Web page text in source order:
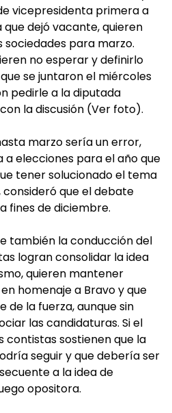
vicepresidenta primera a
dejó vacante, quieren
para marzo.
no esperar y definirlo
se juntaron el miércoles
pedirle a la diputada
la discusión (Ver foto).
marzo sería un error,
a elecciones para el año que
tener solucionado el tema
consideró que el debate
fines de diciembre.
también la conducción del
logran consolidar la idea
quieren mantener
homenaje a Bravo y que
de la fuerza, aunque sin
las candidaturas. Si el
contistas sostienen que la
seguir y que debería ser
a la idea de
opositora.